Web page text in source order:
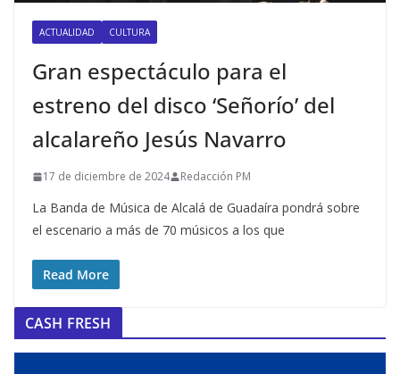
ACTUALIDAD CULTURA
Gran espectáculo para el
estreno del disco ‘Señorío’ del
alcalareño Jesús Navarro
17 de diciembre de 2024 Redacción PM
La Banda de Música de Alcalá de Guadaíra pondrá sobre
el escenario a más de 70 músicos a los que
Read More
CASH FRESH